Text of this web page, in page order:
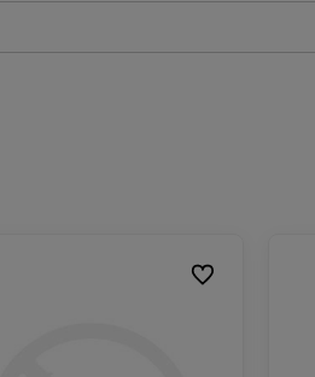
Do ulubionych
Do ulubionych